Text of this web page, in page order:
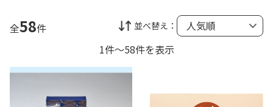
全58件 並べ替え：
1件～58件を表示